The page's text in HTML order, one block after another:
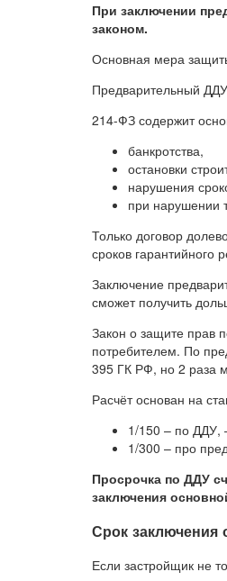
При заключении
законом.
Основная мера
Предварительный
214-ФЗ содержит
банкротства,
остановки
нарушения
при нарушении
Только договор
сроков гарантийного
Заключение
сможет получить
Закон о защите прав
потребителем. По
395 ГК РФ, но 2 раза
Расчёт основан на
1/150 – по ДДУ,
1/300 – про
Просрочка по ДДУ
заключения
Срок заключения
Если застройщик не